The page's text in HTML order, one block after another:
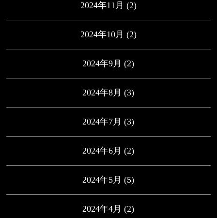
2024年11月 (2)
2024年10月 (2)
2024年9月 (2)
2024年8月 (3)
2024年7月 (3)
2024年6月 (2)
2024年5月 (5)
2024年4月 (2)